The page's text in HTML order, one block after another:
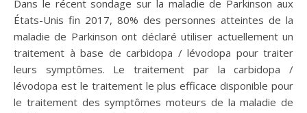
Dans le récent sondage sur la maladie de Parkinson aux
États-Unis fin 2017, 80% des personnes atteintes de la
maladie de Parkinson ont déclaré utiliser actuellement un
traitement à base de carbidopa / lévodopa pour traiter
leurs symptômes. Le traitement par la carbidopa /
lévodopa est le traitement le plus efficace disponible pour
le traitement des symptômes moteurs de la maladie de